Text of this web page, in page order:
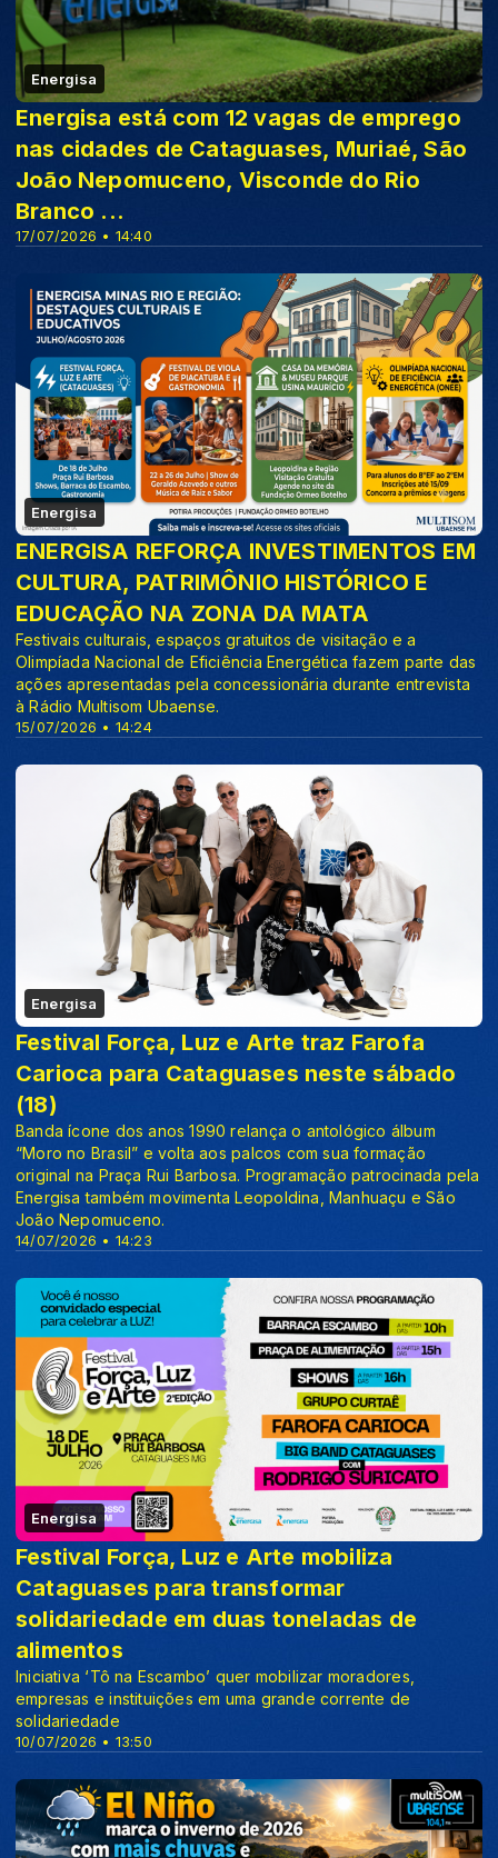
Energisa
17/07/2026 • 14:40
Energisa está com 12 vagas de emprego
nas cidades de Cataguases, Muriaé, São
João Nepomuceno, Visconde do Rio
Branco ...
Energisa
15/07/2026 • 14:24
ENERGISA REFORÇA INVESTIMENTOS EM
CULTURA, PATRIMÔNIO HISTÓRICO E
EDUCAÇÃO NA ZONA DA MATA
Festivais culturais, espaços gratuitos de visitação e a
Olimpíada Nacional de Eficiência Energética fazem parte das
ações apresentadas pela concessionária durante entrevista
à Rádio Multisom Ubaense.
Energisa
14/07/2026 • 14:23
Festival Força, Luz e Arte traz Farofa
Carioca para Cataguases neste sábado
(18)
Banda ícone dos anos 1990 relança o antológico álbum
“Moro no Brasil” e volta aos palcos com sua formação
original na Praça Rui Barbosa. Programação patrocinada pela
Energisa também movimenta Leopoldina, Manhuaçu e São
João Nepomuceno.
Energisa
10/07/2026 • 13:50
Festival Força, Luz e Arte mobiliza
Cataguases para transformar
solidariedade em duas toneladas de
alimentos
Iniciativa ‘Tô na Escambo’ quer mobilizar moradores,
empresas e instituições em uma grande corrente de
solidariedade